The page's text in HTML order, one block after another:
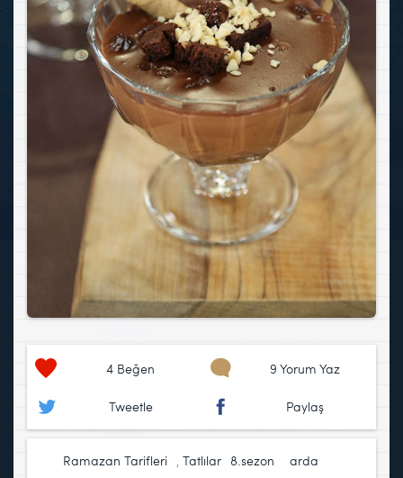
4 Beğen 9 Yorum Yaz
Tweetle Paylaş
Ramazan Tarifleri , Tatlılar 8.sezon
arda